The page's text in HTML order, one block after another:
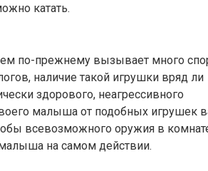
катать.
по-прежнему вызывает много
наличие такой игрушки вряд ли
здорового, неагрессивного
малыша от подобных игрушек
всевозможного оружия в
на самом действии.